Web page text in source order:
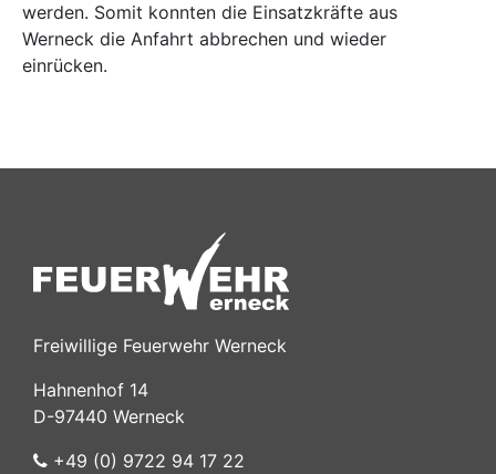
werden. Somit konnten die Einsatzkräfte aus
Werneck die Anfahrt abbrechen und wieder
einrücken.
Freiwillige Feuerwehr Werneck
Hahnenhof 14
D-97440 Werneck
+49 (0) 9722 94 17 22